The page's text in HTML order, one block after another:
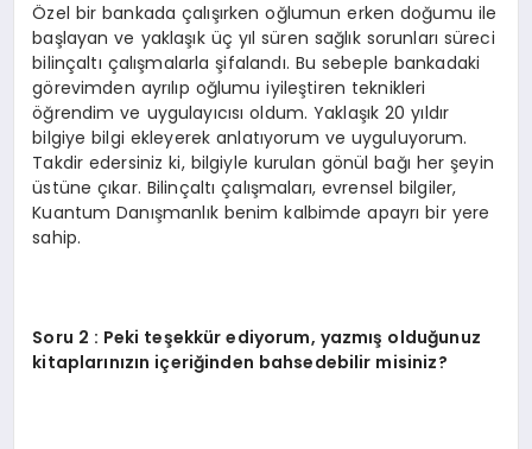
Özel bir bankada çalışırken oğlumun erken doğumu ile
başlayan ve yaklaşık üç yıl süren sağlık sorunları süreci
bilinçaltı çalışmalarla şifalandı. Bu sebeple bankadaki
görevimden ayrılıp oğlumu iyileştiren teknikleri
öğrendim ve uygulayıcısı oldum. Yaklaşık 20 yıldır
bilgiye bilgi ekleyerek anlatıyorum ve uyguluyorum.
Takdir edersiniz ki, bilgiyle kurulan gönül bağı her şeyin
üstüne çıkar. Bilinçaltı çalışmaları, evrensel bilgiler,
Kuantum Danışmanlık benim kalbimde apayrı bir yere
sahip.
Soru 2 : Peki teşekkür ediyorum, yazmış olduğunuz
kitaplarınızın içeriğinden bahsedebilir misiniz?